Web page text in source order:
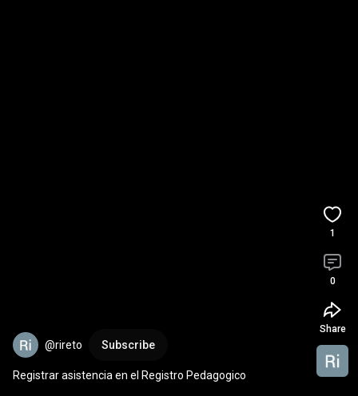
@rireto Subscribe
Registrar asistencia en el Registro Pedagogico
1
0
Share